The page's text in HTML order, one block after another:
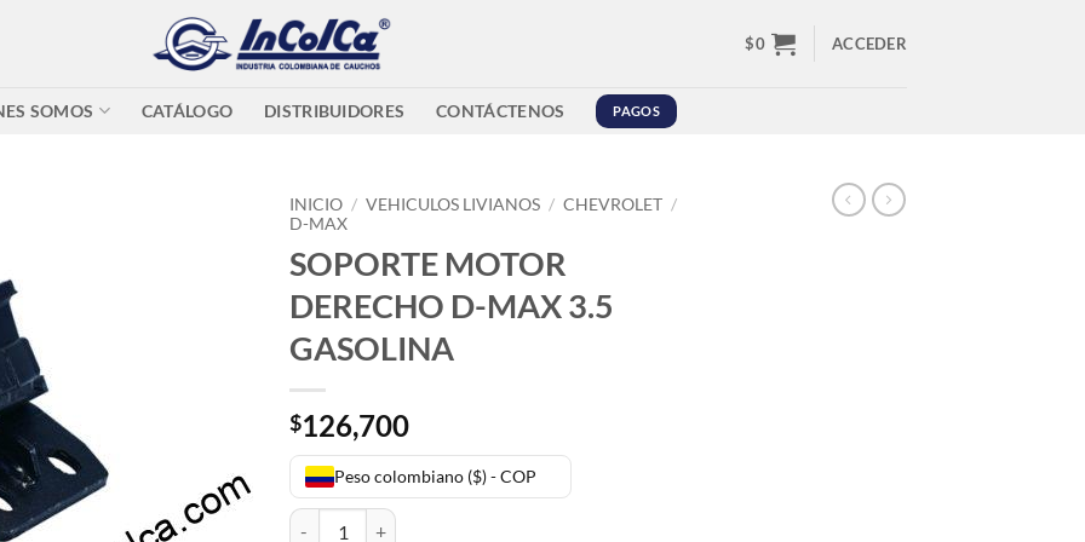
$0 ACCEDER
SOMOS CATÁLOGO DISTRIBUIDORES CONTÁCTENOS PAGOS
INICIO / VEHICULOS LIVIANOS / CHEVROLET /
D-MAX
SOPORTE MOTOR
DERECHO D-MAX 3.5
GASOLINA
$126,700
Peso colombiano ($) - COP
SOPORTE MOTOR DERECHO D-MAX 3.5 GASOLINA cantidad